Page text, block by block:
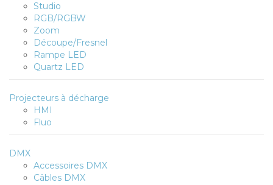
Studio
RGB/RGBW
Zoom
Découpe/Fresnel
Rampe LED
Quartz LED
Projecteurs à décharge
HMI
Fluo
DMX
Accessoires DMX
Câbles DMX